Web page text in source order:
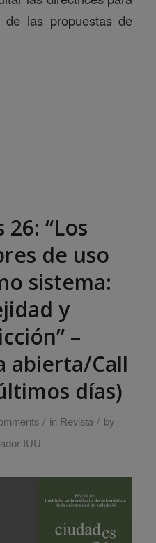
las propuestas de
26: “Los
de uso
sistema:
y
–
abierta/Call
días)
/ in Revista / by
IUU